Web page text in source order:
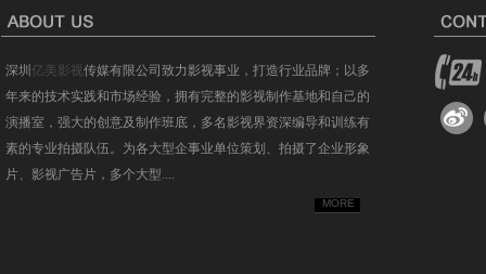
深圳 亿美影视传媒有限公司致力影视事业，打造行业品牌；以多
年来的技术实践和市场经验，拥有完整的影视制作基地和自己的
演播室，强大的创意及制作班底，多名影视界资深编导和训练有
素的专业拍摄队伍。为各大型企事业单位策划、拍摄了企业形象
片、影视广告片，多个大型....
MORE